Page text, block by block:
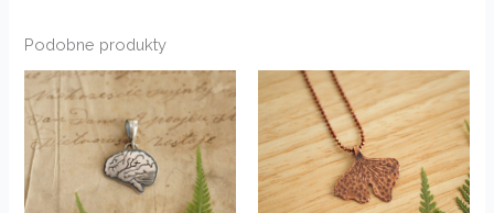
Podobne produkty